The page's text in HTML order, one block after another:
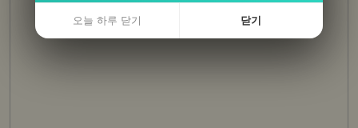
오늘 하루 닫기 닫기
오늘 하루 닫기 닫기